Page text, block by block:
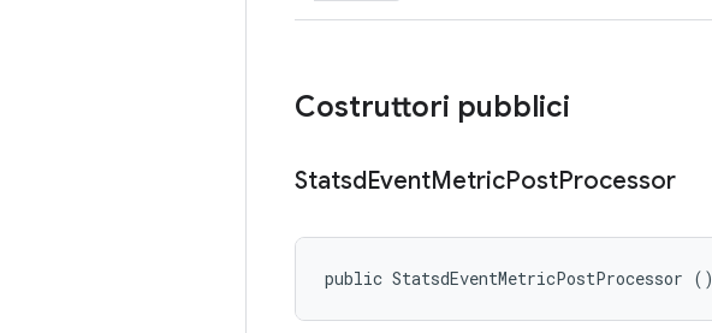
Costruttori pubblici
StatsdEventMetricPostProcessor
public StatsdEventMetricPostProcessor ()